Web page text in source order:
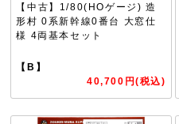
【中古】1/80(HOゲージ) 造
形村 0系新幹線0番台 大窓仕
様 4両基本セット
【B】
40,700円(税込)